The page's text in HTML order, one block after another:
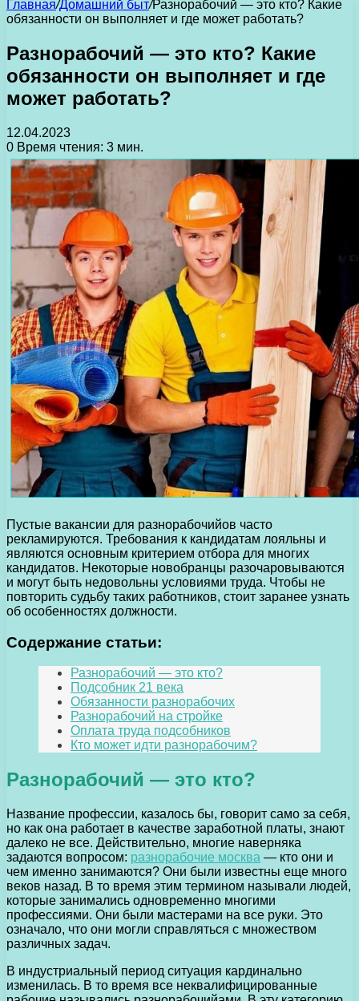
Главная/Домашний быт/Разнорабочий — это кто? Какие
обязанности он выполняет и где может работать?
Разнорабочий — это кто? Какие
обязанности он выполняет и где
может работать?
12.04.2023
0 Время чтения: 3 мин.
Пустые вакансии для разнорабочийов часто
рекламируются. Требования к кандидатам лояльны и
являются основным критерием отбора для многих
кандидатов. Некоторые новобранцы разочаровываются
и могут быть недовольны условиями труда. Чтобы не
повторить судьбу таких работников, стоит заранее узнать
об особенностях должности.
Содержание статьи:
Разнорабочий — это кто?
Подсобник 21 века
Обязанности разнорабочих
Разнорабочий на стройке
Оплата труда подсобников
Кто может идти разнорабочим?
Разнорабочий — это кто?
Название профессии, казалось бы, говорит само за себя,
но как она работает в качестве заработной платы, знают
далеко не все. Действительно, многие наверняка
задаются вопросом: разнорабочие москва — кто они и
чем именно занимаются? Они были известны еще много
веков назад. В то время этим термином называли людей,
которые занимались одновременно многими
профессиями. Они были мастерами на все руки. Это
означало, что они могли справляться с множеством
различных задач.
В индустриальный период ситуация кардинально
изменилась. В то время все неквалифицированные